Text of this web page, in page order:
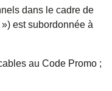
dans le cadre de
est subordonnée à
au Code Promo ;